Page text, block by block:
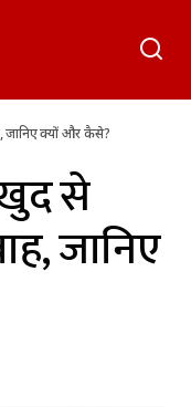
जानिए क्यों और कैसे?
जानिए क्यों और कैसे?
से
जानिए